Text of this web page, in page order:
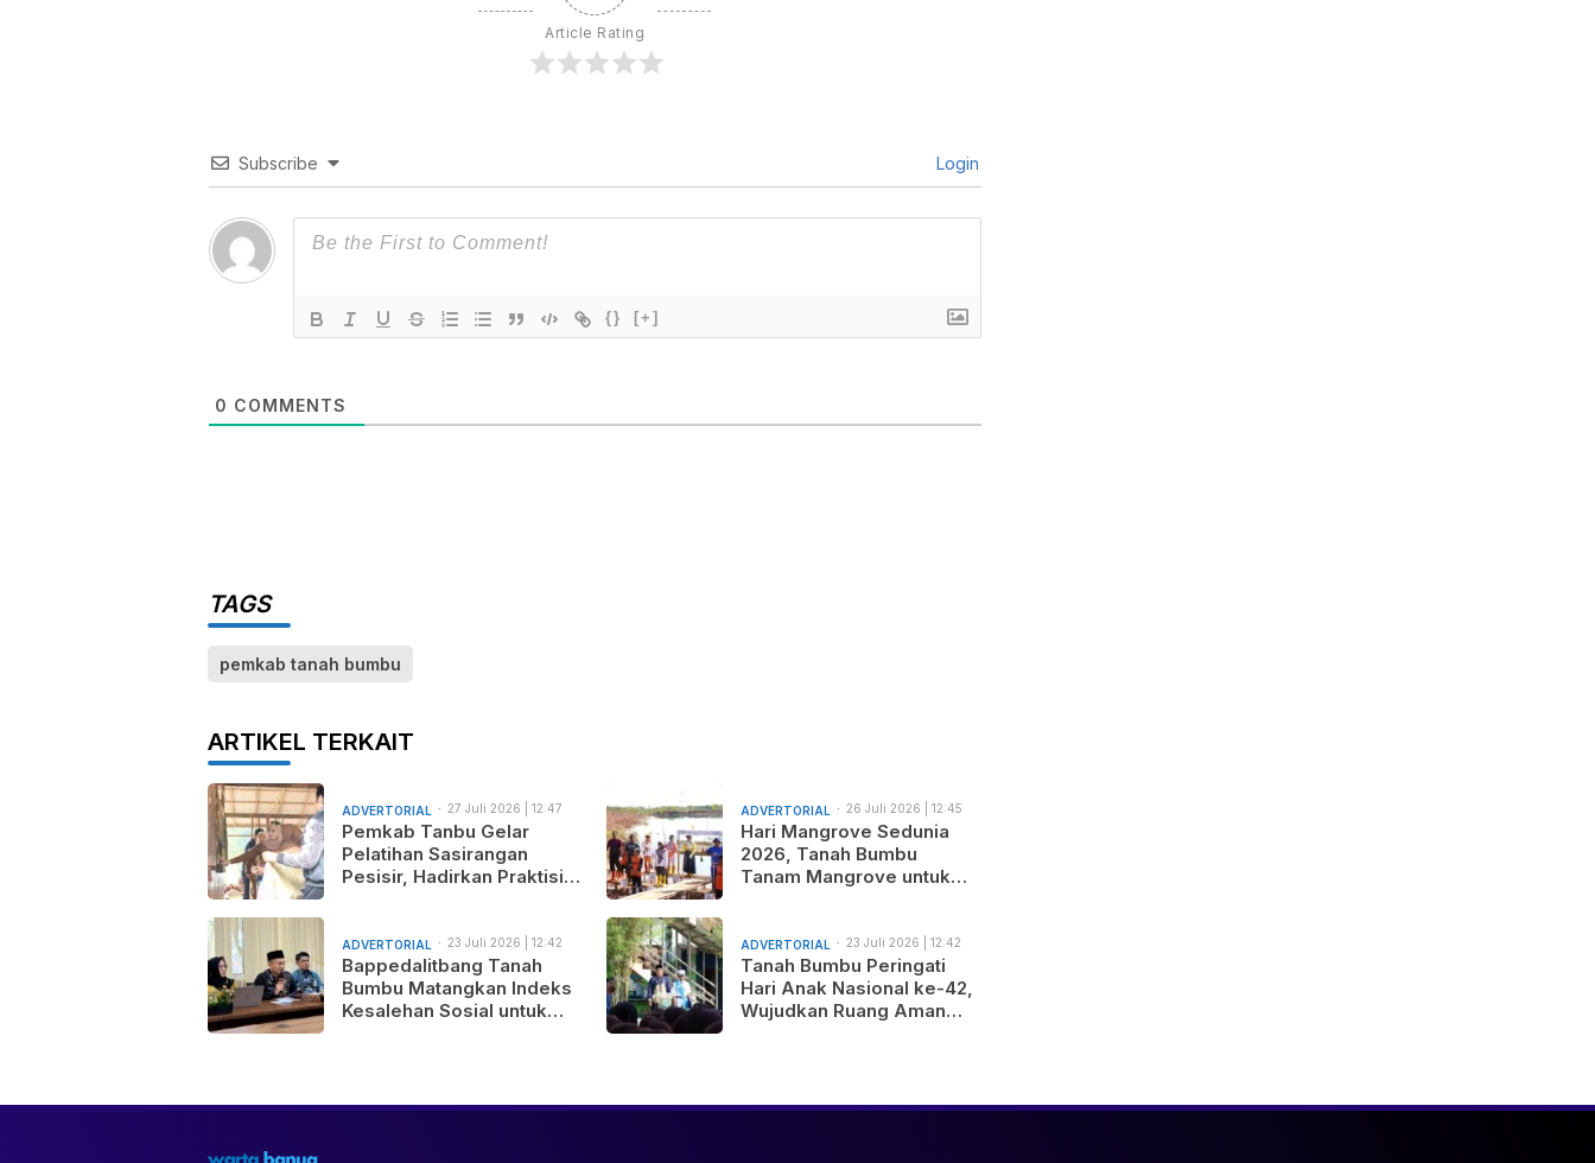
Article Rating
Subscribe Login
{} [+]
0 COMMENTS
TAGS
pemkab tanah bumbu
ARTIKEL TERKAIT
ADVERTORIAL
27 Juli 2026 | 12:47
am
Pemkab Tanbu Gelar
Pelatihan Sasirangan
Pesisir, Hadirkan Praktisi
Pemasaran Produk
ADVERTORIAL
26 Juli 2026 | 12:45
am
Hari Mangrove Sedunia
2026, Tanah Bumbu
Tanam Mangrove untuk
ADVERTORIAL
23 Juli 2026 | 12:42
am
Bappedalitbang Tanah
Bumbu Matangkan Indeks
Kesalehan Sosial untuk
ADVERTORIAL
23 Juli 2026 | 12:42
am
Tanah Bumbu Peringati
Hari Anak Nasional ke-42,
Wujudkan Ruang Aman